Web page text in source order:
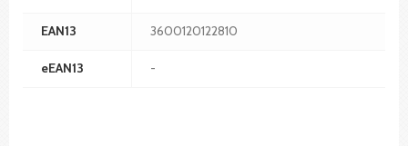
EAN13 3600120122810
eEAN13 -